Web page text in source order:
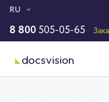
RU
8 800 505-05-65